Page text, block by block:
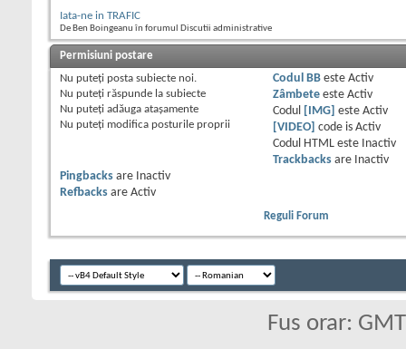
Iata-ne in TRAFIC
De Ben Boingeanu în forumul Discutii administrative
Permisiuni postare
Nu puteţi posta subiecte noi.
Nu puteţi răspunde la subiecte
Nu puteţi adăuga ataşamente
Nu puteţi modifica posturile proprii
Codul BBeste Activ
Zâmbeteeste Activ
Codul
[IMG] este Activ
[VIDEO] code is Activ
Codul HTML este
Inactiv
Trackbacksare
Inactiv
Pingbacks are
Inactiv
Refbacks are Activ
Reguli Forum
Fus orar: